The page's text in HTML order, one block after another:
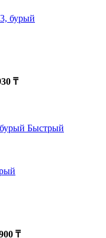
бурый
₸
Быстрый
₸